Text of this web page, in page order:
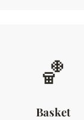
🏀
Basket